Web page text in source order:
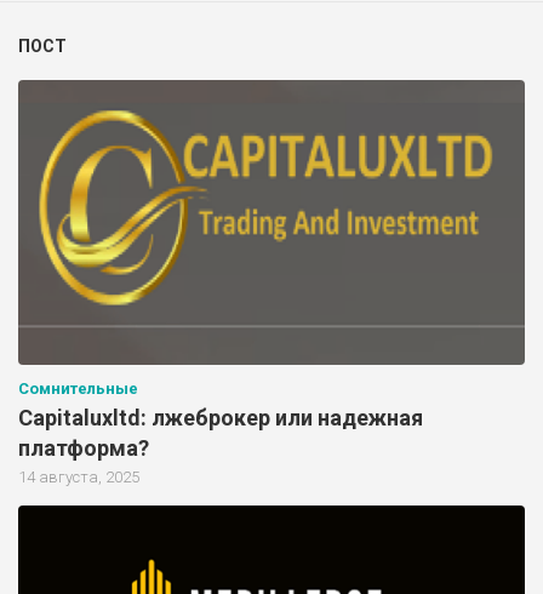
ПОСТ
Сомнительные
Capitaluxltd: лжеброкер или надежная
платформа?
14 августа, 2025